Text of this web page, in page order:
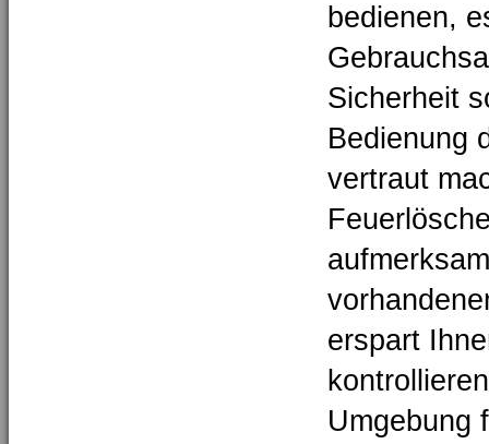
bedienen,
Sicherheit
Bedienung
vertraut
erspart
Umgebung